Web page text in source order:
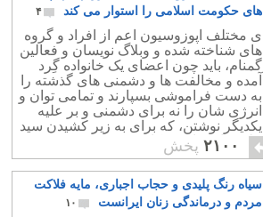
های حکومت اسلامی را استوار می کند ۴
ی مختلف اپوزوسیون اعم از افراد و گروه
های شناخته شده و وبلاگ نویسان و فعالین
گمنام، باید چون اعضای یک خانواده گِرد
آمده و مخالفت ها و دشمنی های گذشته را
به دست فراموشی بسپارند و تمامی توان و
انرژی شان را نه برای دشمنی و بر علیه
یکدیگر نوشتن، که برای به زیر کشیدن سید
علی خامنه ای به کار ببندند.
۲۱۰۰ پخش
سیاه رنگ پلیدی و حجاب اجباری، مایه فلاکت
مردم و درماندگی زنان ایرانست
۱۰